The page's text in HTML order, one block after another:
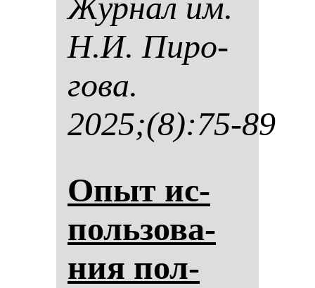
Жур­нал им.
Н.И. Пи­ро­
го­ва.
2025;(8):75-89
Опыт ис­
поль­зо­ва­
ния пол­